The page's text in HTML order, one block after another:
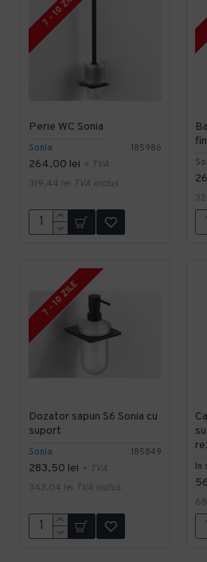
7 - 10 ZILE
Sonia 185986
Perie WC Sonia
264,00 lei + TVA
319,44 lei TVA inclus
7 - 10 ZILE
Sonia 185849
Dozator sapun S6 Sonia cu
suport
283,50 lei + TVA
343,04 lei TVA inclus
In